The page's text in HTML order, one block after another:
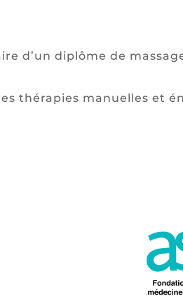
d’un diplôme de
thérapies manuelles et